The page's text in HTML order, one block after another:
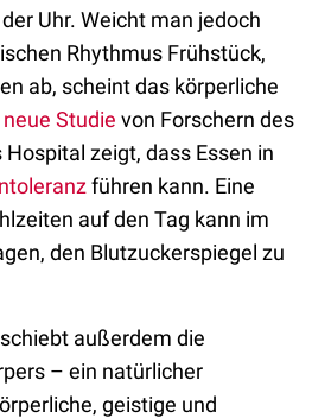
Uhr. Weicht man jedoch
Rhythmus Frühstück,
ab, scheint das körperliche
neue Studie von Forschern des
zeigt, dass Essen in
führen kann. Eine
auf den Tag kann im
den Blutzuckerspiegel zu
außerdem die
– ein natürlicher
geistige und